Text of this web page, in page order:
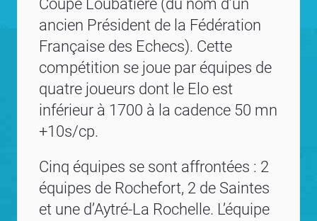
Coupe Loubatière (du nom d’un
ancien Président de la Fédération
Française des Echecs). Cette
compétition se joue par équipes de
quatre joueurs dont le Elo est
inférieur à 1700 à la cadence 50 mn
+10s/cp.
Cinq équipes se sont affrontées : 2
équipes de Rochefort, 2 de Saintes
et une d’Aytré-La Rochelle. L’équipe